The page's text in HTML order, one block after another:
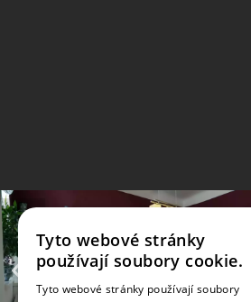
Tyto webové stránky
používají soubory cookie.
Tyto webové stránky používají soubory